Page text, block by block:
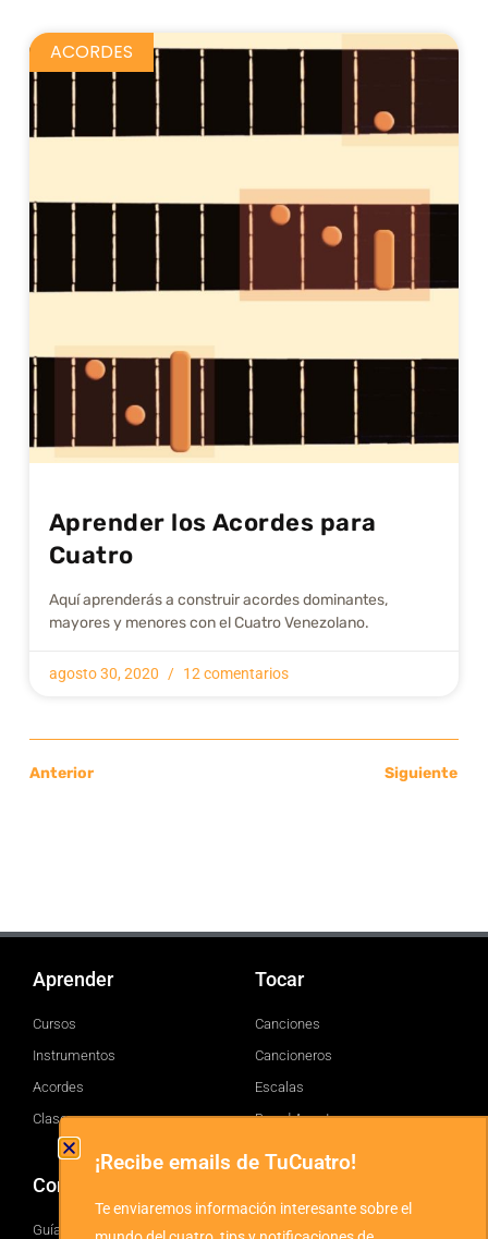
ACORDES
Aprender los Acordes para
Cuatro
Aquí aprenderás a construir acordes dominantes,
mayores y menores con el Cuatro Venezolano.
agosto 30, 2020 12 comentarios
Anterior Siguiente
Aprender
Cursos
Instrumentos
Acordes
Clases
Tocar
Canciones
Cancioneros
Escalas
Brand Assets
Comprar
Guía Facebook
¡Recibe emails de TuCuatro!
Te enviaremos información interesante sobre el